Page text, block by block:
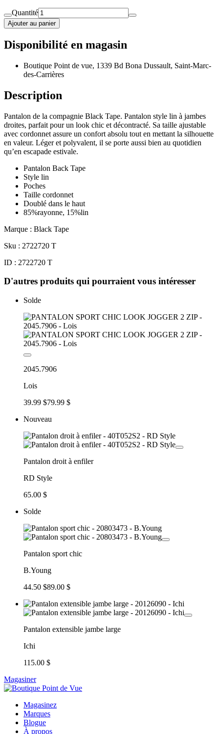
Quantité
Ajouter au panier
Disponibilité en magasin
Boutique Point de vue, 1339 Bd Bona Dussault, Saint-Marc-
des-Carrières
Description
Pantalon de la compagnie Black Tape. Pantalon style lin à jambes
droites, parfait pour un look chic et décontracté. Sa taille ajustable
avec cordonnet assure un confort absolu tout en mettant la silhouette
en valeur. Léger et polyvalent, il se porte aussi bien au quotidien
qu’en escapade estivale.
Pantalon Back Tape
Style lin
Poches
Taille cordonnet
Doublé dans le haut
85%rayonne, 15%lin
Marque : Black Tape
Sku : 2722720 T
ID : 2722720 T
D'autres produits qui pourraient vous intéresser
Solde
2045.7906
Lois
39.99 $79.99 $
Nouveau
Pantalon droit à enfiler
RD Style
65.00 $
Solde
Pantalon sport chic
B.Young
44.50 $89.00 $
Pantalon extensible jambe large
Ichi
115.00 $
Magasiner
Magasinez
Marques
Blogue
À propos